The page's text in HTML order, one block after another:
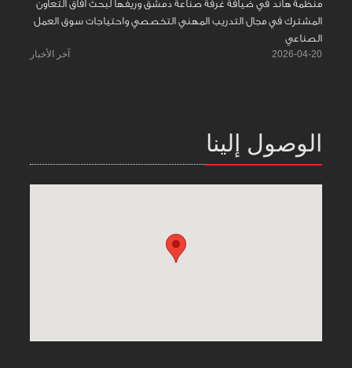
منظمة هاند في ضيافة غرفة صناعة دمشق وريفها لبحث آفاق التعاون
المشترك في مجال التدريب المهني التخصصي واحتياجات سوق العمل
الصناعي
2026-04-20 آخر الأخبار
الوصول إلينا